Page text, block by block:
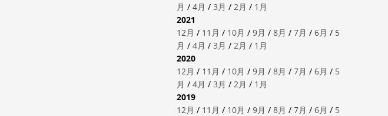
月 / 4月 / 3月 / 2月 / 1月
2021
12月 / 11月 / 10月 / 9月 / 8月 / 7月 / 6月 / 5
月 / 4月 / 3月 / 2月 / 1月
2020
12月 / 11月 / 10月 / 9月 / 8月 / 7月 / 6月 / 5
月 / 4月 / 3月 / 2月 / 1月
2019
12月 / 11月 / 10月 / 9月 / 8月 / 7月 / 6月 / 5